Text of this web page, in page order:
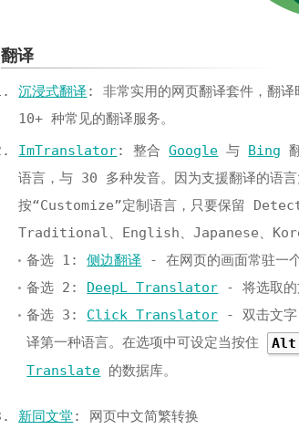
翻译
沉浸式翻译: 非常实用的网页翻译套件，翻
10+ 种常见的翻译服务。
ImTranslator: 整合Google 与 Bing
语言，与 30 多种发音。因为支援翻译的
按“Customize”定制语言，只要保留
Traditional、English、Japanese、
备选 1:侧边翻译 - 在网页的画面常驻一
备选 2: DeepL Translator - 将选取的
备选 3: Click Translator - 双击文字
译第一种语言。在选项中可设定当按住
Alt
Translate 的数据库。
新同文堂: 网页中文简繁转换